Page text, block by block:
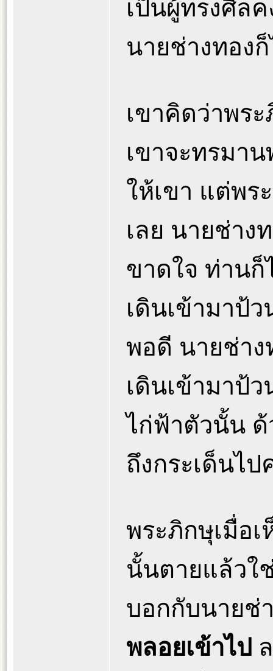
เป็นผู้ทรงศีล
นายช่างทอง
เขาคิดว่าพร
เขาจะทรมา
ให้เขา แต่พร
เลย นายช่าง
ขาดใจ ท่าน
เดินเข้ามาป้
พอดี นายช่าง
เดินเข้ามาป้
ไก่ฟ้าตัวนั้น
ถึงกระเด็นไ
พระภิกษุเมื่อ
นั้นตายแล้วใ
บอกกับนายช่
พลอยเข้าไป